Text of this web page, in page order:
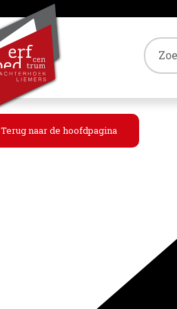
Terug naar de hoofdpagina